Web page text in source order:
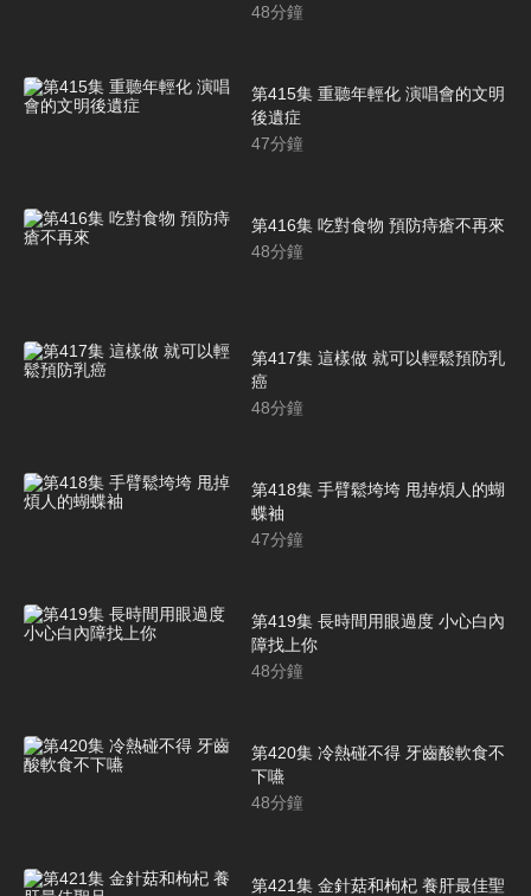
48分鐘
第415集 重聽年輕化 演唱會的文明
後遺症
47分鐘
第416集 吃對食物 預防痔瘡不再來
48分鐘
第417集 這樣做 就可以輕鬆預防乳
癌
48分鐘
第418集 手臂鬆垮垮 甩掉煩人的蝴
蝶袖
47分鐘
第419集 長時間用眼過度 小心白內
障找上你
48分鐘
第420集 冷熱碰不得 牙齒酸軟食不
下嚥
48分鐘
第421集 金針菇和枸杞 養肝最佳聖